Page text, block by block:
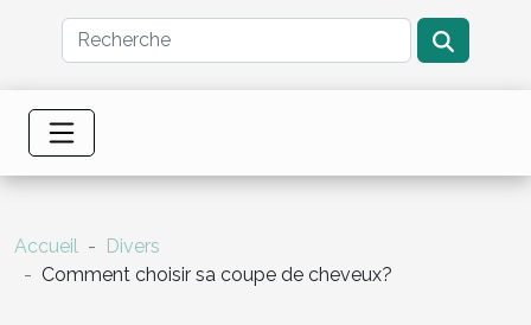
Accueil
Divers
Comment choisir sa coupe de cheveux?